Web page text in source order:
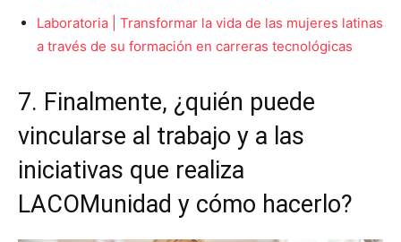
Laboratoria | Transformar la vida de las mujeres latinas
a través de su formación en carreras tecnológicas
7. Finalmente, ¿quién puede
vincularse al trabajo y a las
iniciativas que realiza
LACOMunidad y cómo hacerlo?